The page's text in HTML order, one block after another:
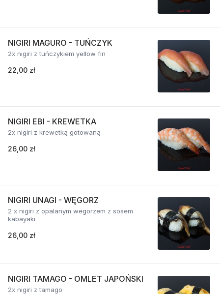
NIGIRI MAGURO - TUŃCZYK
2x nigiri z tuńczykiem yellow fin
22,00 zł
NIGIRI EBI - KREWETKA
2x nigiri z krewetką gotowaną
26,00 zł
NIGIRI UNAGI - WĘGORZ
2 x nigiri z opalanym wegorzem z sosem
kabayaki
26,00 zł
NIGIRI TAMAGO - OMLET JAPOŃSKI
2x nigiri z tamago